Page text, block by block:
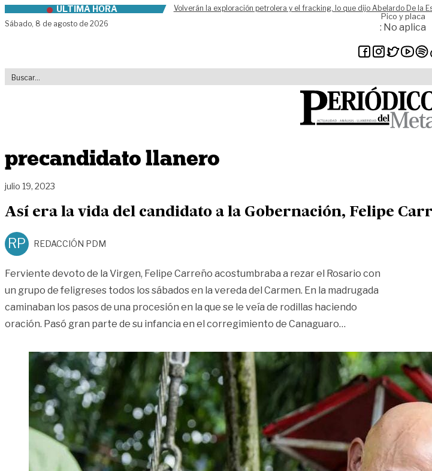
Skip to contentÚLTIMA HORA
Volverán la exploración petrolera y el fracking, lo que dijo Abelardo De la
Sábado, 8 de agosto de 2026
Pico y placa
: No aplica
precandidato llanero
julio 19, 2023
Así era la vida del candidato a la Gobernación, Felipe
RP REDACCIÓN PDM
Ferviente devoto de la Virgen, Felipe Carreño acostumbraba a rezar el Rosario con
un grupo de feligreses todos los sábados en la vereda del Carmen. En la madrugada
caminaban los pasos de una procesión en la que se le veía de rodillas haciendo
oración. Pasó gran parte de su infancia en el corregimiento de Canaguaro…